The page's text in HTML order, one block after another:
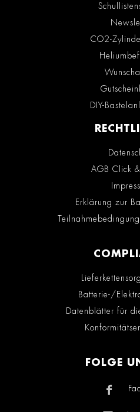
CO2-
DIY-
AGB Click &
Erklärung zur
Batterie-/
Datenblätter für
FOLGE